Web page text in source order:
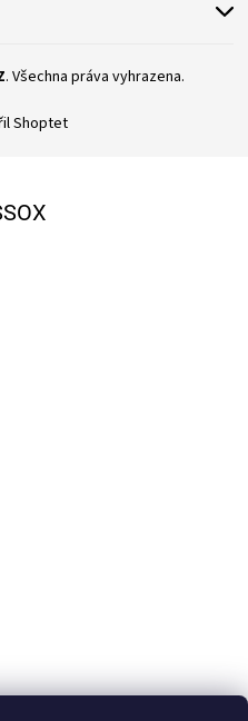
Shoptet
. Všechna práva vyhrazena.